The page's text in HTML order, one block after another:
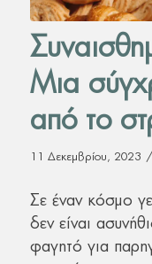
Μια
από το
11 Δεκεμβρίου, 2023 /
Σε έναν κόσμο
δεν είναι
φαγητό για